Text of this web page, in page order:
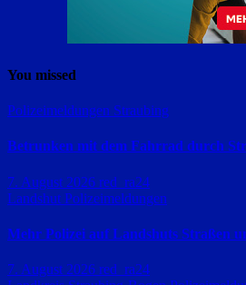
You missed
Polizeimeldungen Straubing
Betrunken mit dem Fahrrad durch
7. August 2026 red_ra24
Landshut Polizeimeldungen
Mehr Polizei auf Landshuts Straßen
7. August 2026 red_ra24